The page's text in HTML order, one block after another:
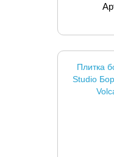
Плитка
Studio